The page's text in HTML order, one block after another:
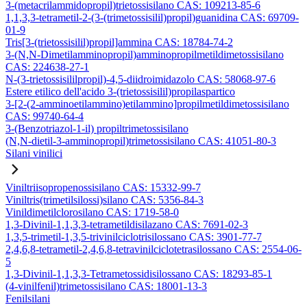
3-(metacrilammidopropil)trietossisilano CAS: 109213-85-6
1,1,3,3-tetrametil-2-(3-(trimetossisilil)propil)guanidina CAS: 69709-
01-9
Tris[3-(trietossisilil)propil]ammina CAS: 18784-74-2
3-(N,N-Dimetilamminopropil)amminopropilmetildimetossisilano
CAS: 224638-27-1
N-(3-trietossisililpropil)-4,5-diidroimidazolo CAS: 58068-97-6
Estere etilico dell'acido 3-(trietossisilil)propilaspartico
3-[2-(2-amminoetilammino)etilammino]propilmetildimetossisilano
CAS: 99740-64-4
3-(Benzotriazol-1-il) propiltrimetossisilano
(N,N-dietil-3-amminopropil)trimetossisilano CAS: 41051-80-3
Silani vinilici
Viniltriisopropenossisilano CAS: 15332-99-7
Viniltris(trimetilsilossi)silano CAS: 5356-84-3
Vinildimetilclorosilano CAS: 1719-58-0
1,3-Divinil-1,1,3,3-tetrametildisilazano CAS: 7691-02-3
1,3,5-trimetil-1,3,5-trivinilciclotrisilossano CAS: 3901-77-7
2,4,6,8-tetrametil-2,4,6,8-tetravinilciclotetrasilossano CAS: 2554-06-
5
1,3-Divinil-1,1,3,3-Tetrametossidisilossano CAS: 18293-85-1
(4-vinilfenil)trimetossisilano CAS: 18001-13-3
Fenilsilani